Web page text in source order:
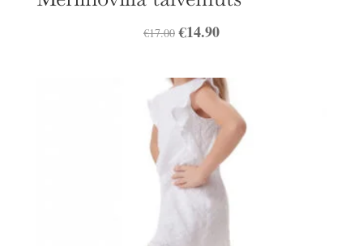
€17.00 Algne
oli:
€17.00.
€14.90Praegune
on:
€14.90.